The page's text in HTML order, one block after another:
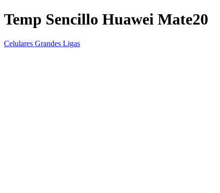
Temp Sencillo Huawei Mate20
Celulares Grandes Ligas